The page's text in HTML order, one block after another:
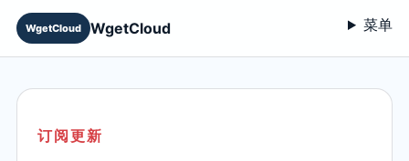
WgetCloud WgetCloud 菜单
订阅更新